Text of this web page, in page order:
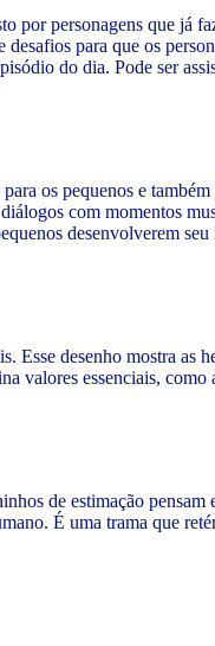
personagens que já
para que os
do dia. Pode ser
os pequenos e
com momentos
desenvolverem seu
Esse desenho mostra
valores essenciais,
de estimação
É uma trama que